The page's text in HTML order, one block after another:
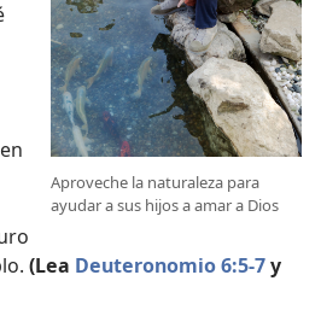
Aproveche la naturaleza para
ayudar a sus hijos a amar a Dios
(Lea Deuteronomio 6:5-7y